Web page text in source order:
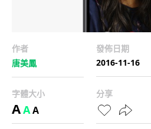
作者
唐美鳳
發佈日期
2016-11-16
字體大小
AAA
分享